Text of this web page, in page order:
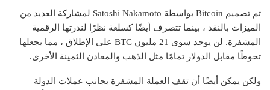
تم تصميم Bitcoin بواسطة Satoshi Nakamoto لمشاركة العديد من
الميزات بالنقد ، بينما تتصرف أيضًا كسلعة نظرًا لندرتها الرقمية
المشفرة. لن يوجد سوى 21 مليون BTC على الإطلاق ، مما يجعلها
تحوطًا مقابل الدولار تمامًا مثل الذهب والمعادن الثمينة الأخرى.
ولكن يمكن أيضًا أن تقف العملة المشفرة بجانب عملات الدولة